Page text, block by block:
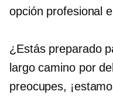
opción profesional
¿Estás preparado
largo camino por
preocupes,